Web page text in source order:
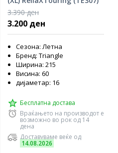
3.390 ден
3.200 ден
Сезона: Летна
Бренд: Triangle
Ширина: 215
Висина: 60
дијаметар: 16
Бесплатна достава
Враќањето на производот е
возможно во рок од 14
дена
Доставуваме веќе од
14.08.2026